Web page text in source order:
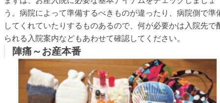
う。病院によって準備するべきものが違ったり、病院側で準
してくれていたりするものあるので、何が必要かは入院先で
られる入院案内などもあわせて確認してください。
陣痛～お産本番